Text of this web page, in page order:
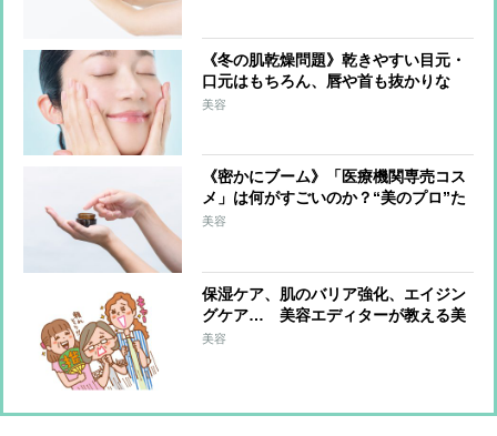
《冬の肌乾燥問題》乾きやすい目元・
口元はもちろん、唇や首も抜かりな
く！ブースターを活用、ドラッグスト
美容
《密かにブーム》「医療機関専売コス
メ」は何がすごいのか？“美のプロ”た
ちが選んだ逸品とその理由
美容
保湿ケア、肌のバリア強化、エイジン
グケア… 美容エディターが教える美
肌にマストな「美容成分」は？
美容